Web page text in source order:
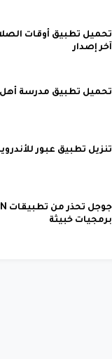
تحميل تطبيق أوقات
آخر إصدار
تحميل تطبيق مدرسة أهل
تنزيل تطبيق عبور
برمجيات خبيثة